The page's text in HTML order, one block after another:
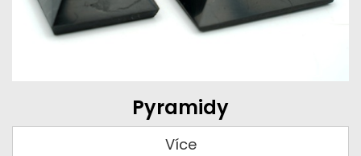
Pyramidy
Více